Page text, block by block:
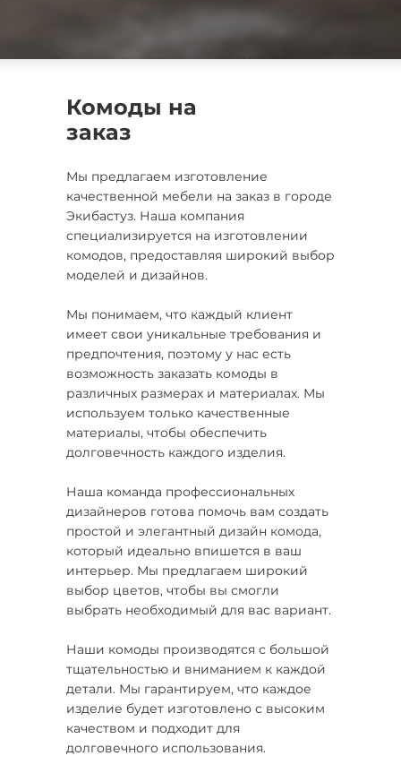
Мы предлагаем изготовление
качественной мебели на заказ в городе
Экибастуз. Наша компания
специализируется на изготовлении
комодов, предоставляя широкий выбор
моделей и дизайнов.
Мы понимаем, что каждый клиент
имеет свои уникальные требования и
предпочтения, поэтому у нас есть
возможность заказать комоды в
различных размерах и материалах. Мы
используем только качественные
материалы, чтобы обеспечить
долговечность каждого изделия.
Наша команда профессиональных
дизайнеров готова помочь вам создать
простой и элегантный дизайн комода,
который идеально впишется в ваш
интерьер. Мы предлагаем широкий
выбор цветов, чтобы вы смогли
выбрать необходимый для вас вариант.
Наши комоды производятся с большой
тщательностью и вниманием к каждой
детали. Мы гарантируем, что каждое
изделие будет изготовлено с высоким
качеством и подходит для
долговечного использования.
Комоды на
заказ